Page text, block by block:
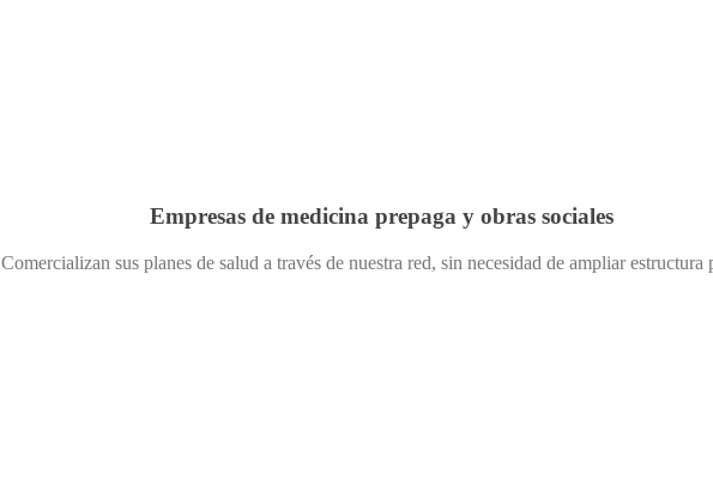
Empresas de medicina prepaga y obras sociales
Comercializan sus planes de salud a través de nuestra red, sin necesidad de ampliar estructura